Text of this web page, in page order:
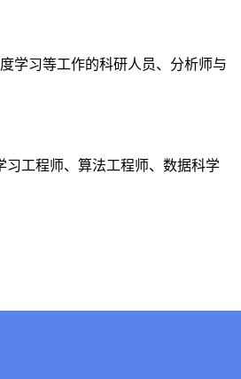
学习等工作的科研人员、分析师与
习工程师、算法工程师、数据科学